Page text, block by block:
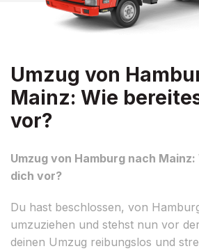
Umzug von
Mainz: Wie
vor?
Umzug von Hamburg nach
dich vor?
Du hast beschlossen, von
umzuziehen und stehst nun vor
deinen Umzug reibungslos und